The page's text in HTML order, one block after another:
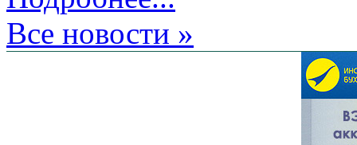
Все новости »